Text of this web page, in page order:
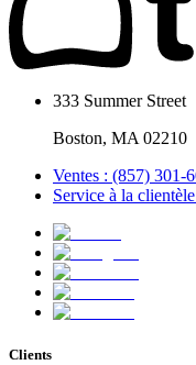
333 Summer Street
Boston, MA 02210
Ventes : (857) 301-
Service à la
Clients